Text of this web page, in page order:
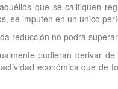
que se califiquen
se imputen en un único
reducción no podrá
pudieran derivar
económica que de